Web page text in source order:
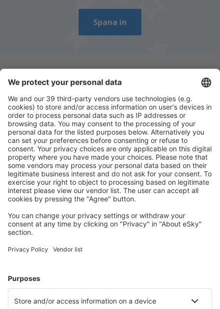
Spana in
Ladda ner vår appför att enkelt planera
dina resor
Planera din resa
Billiga flyg
Weekendresor
Flyg+Hotell
Hotell